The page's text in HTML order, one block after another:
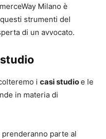
Milano è
strumenti del
di un avvocato.
i casi studioe le
in materia di
prenderanno parte al